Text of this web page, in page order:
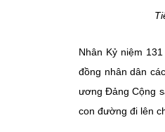
Nhân Kỷ niệm
đồng nhân dân
ương Đảng Cộng
con đường đi lên